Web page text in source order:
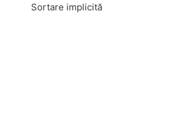
Sortare implicită